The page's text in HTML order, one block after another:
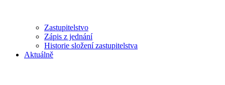
Zastupitelstvo
Zápis z jednání
Historie složení zastupitelstva
Aktuálně